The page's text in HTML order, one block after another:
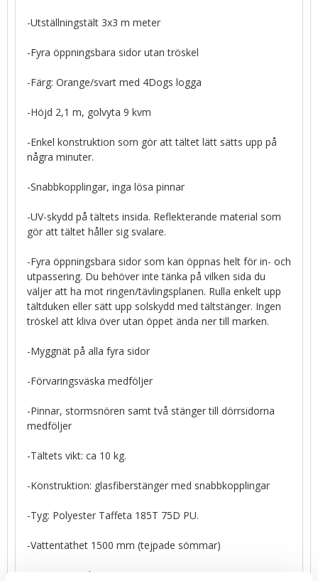
-Utställningstält 3x3 m meter
-Fyra öppningsbara sidor utan tröskel
-Färg: Orange/svart med 4Dogs logga
-Höjd 2,1 m, golvyta 9 kvm
-Enkel konstruktion som gör att tältet lätt sätts upp på
några minuter.
-Snabbkopplingar, inga lösa pinnar
-UV-skydd på tältets insida. Reflekterande material som
gör att tältet håller sig svalare.
-Fyra öppningsbara sidor som kan öppnas helt för in- och
utpassering. Du behöver inte tänka på vilken sida du
väljer att ha mot ringen/tävlingsplanen. Rulla enkelt upp
tältduken eller sätt upp solskydd med tältstänger. Ingen
tröskel att kliva över utan öppet ända ner till marken.
-Myggnät på alla fyra sidor
-Förvaringsväska medföljer
-Pinnar, stormsnören samt två stänger till dörrsidorna
medföljer
-Tältets vikt: ca 10 kg.
-Konstruktion: glasfiberstänger med snabbkopplingar
-Tyg: Polyester Taffeta 185T 75D PU.
-Vattentäthet 1500 mm (tejpade sömmar)
-Myggnät: Polyester